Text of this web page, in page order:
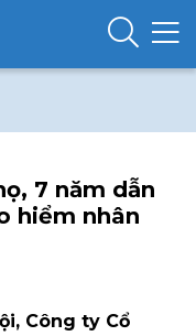
7 năm dẫn
hiểm nhân
Công ty Cổ